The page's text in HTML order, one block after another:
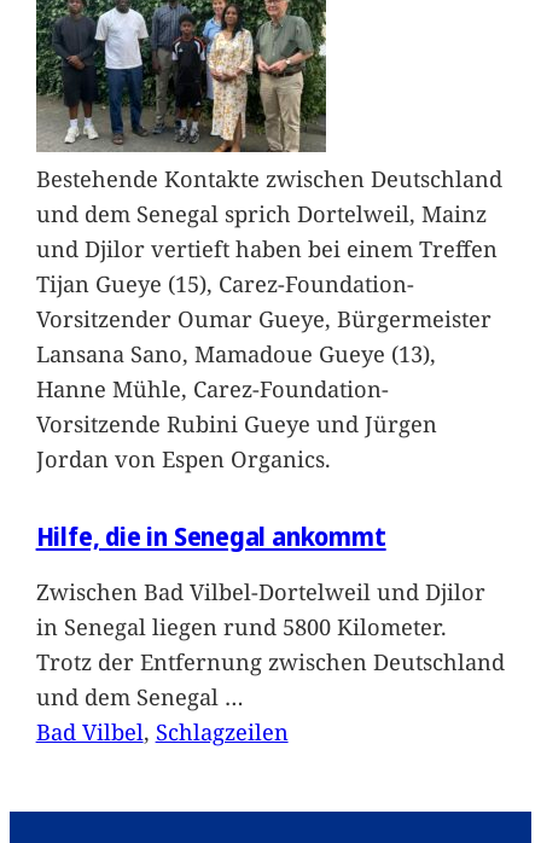
Bestehende Kontakte zwischen Deutschland
und dem Senegal sprich Dortelweil, Mainz
und Djilor vertieft haben bei einem Treffen
Tijan Gueye (15), Carez-Foundation-
Vorsitzender Oumar Gueye, Bürgermeister
Lansana Sano, Mamadoue Gueye (13),
Hanne Mühle, Carez-Foundation-
Vorsitzende Rubini Gueye und Jürgen
Jordan von Espen Organics.
Hilfe, die in Senegal ankommt
Zwischen Bad Vilbel-Dortelweil und Djilor
in Senegal liegen rund 5800 Kilometer.
Trotz der Entfernung zwischen Deutschland
und dem Senegal …
Bad Vilbel, Schlagzeilen